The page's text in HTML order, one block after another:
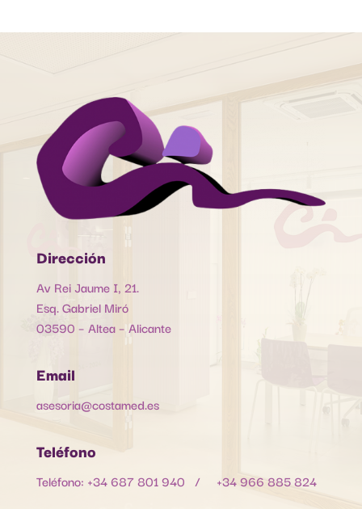
Dirección
Av Rei Jaume I, 21.
Esq. Gabriel Miró
03590 – Altea – Alicante
Email
asesoria@costamed.es
Teléfono
Teléfono: +34 687 801 940 / +34 966 885 824